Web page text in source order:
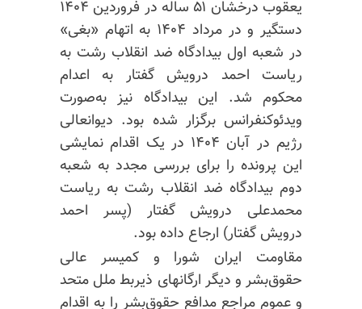
یعقوب درخشان ۵۱ ساله در فروردین ۱۴۰۴
دستگیر و در مرداد ۱۴۰۴ به اتهام «بغی»
در شعبه اول بیدادگاه ضد انقلاب رشت به
ریاست احمد درویش گفتار به اعدام
محکوم شد. این بیدادگاه نیز به‌صورت
ویدئوکنفرانس برگزار شده بود. دیوانعالی
رژیم در آبان ۱۴۰۴ در یک اقدام نمایشی
این پرونده را برای بررسی مجدد به شعبه
دوم بیدادگاه ضد انقلاب رشت به ریاست
محمدعلی درویش گفتار (پسر احمد
درویش گفتار) ارجاع داده بود.
مقاومت ایران شورا و کمیسر عالی
حقوق‌بشر و دیگر ارگانهای ذیربط ملل متحد
و عموم مراجع مدافع حقوق‌بشر را به اقدام